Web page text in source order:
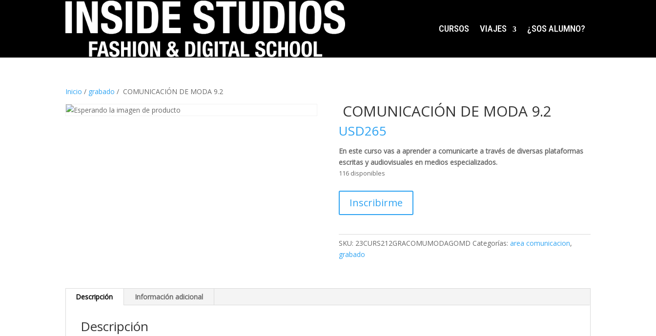
CURSOS VIAJES ¿SOS ALUMNO?
Inicio / grabado / COMUNICACIÓN DE MODA 9.2
COMUNICACIÓN DE MODA 9.2
USD265
En este curso vas a aprender a comunicarte a través de diversas plataformas
escritas y audiovisuales en medios especializados.
116 disponibles
MODA
cantidad
Inscribirme
SKU: 23CURS212GRACOMUMODAGOMD Categorías: area comunicacion,
grabado
Descripción Información adicional
Descripción